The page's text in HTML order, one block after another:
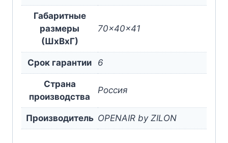
Габаритные
размеры
(ШxВxГ)
70x40x41
Срок гарантии 6
Страна
производства
Россия
Производитель OPENAIR by ZILON